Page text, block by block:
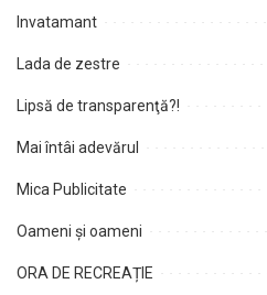
Invatamant
Lada de zestre
Lipsă de transparenţă?!
Mai întâi adevărul
Mica Publicitate
Oameni şi oameni
ORA DE RECREAȚIE